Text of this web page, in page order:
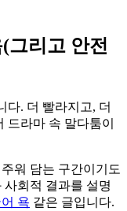
그리고 안전
다. 더 빨라지고, 더
드라마 속 말다툼이
워 담는 구간이기도
회적 결과를 설명
욕 같은 글입니다.